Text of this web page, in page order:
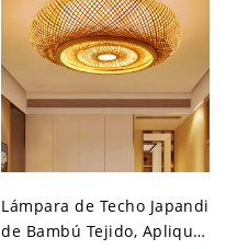
Lámpara de Techo Japandi
de Bambú Tejido, Aplique